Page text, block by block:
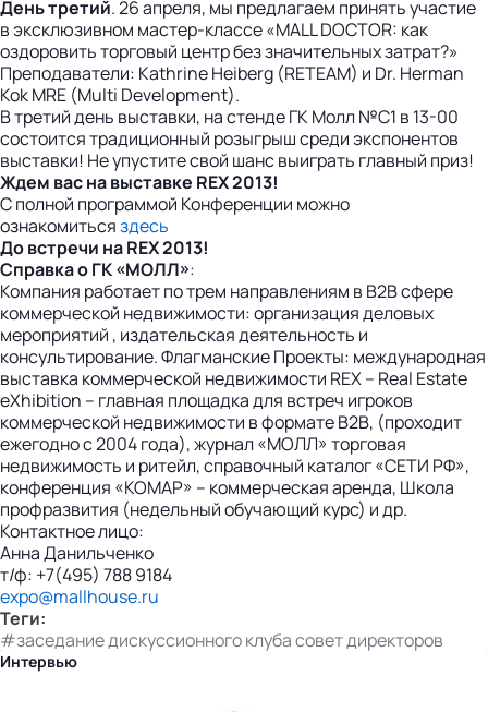
День третий. 26 апреля, мы предлагаем принять участие
в эксклюзивном мастер-классе «MALL DOCTOR: как
оздоровить торговый центр без значительных затрат?»
Преподаватели: Kathrine Heiberg (RETEAM) и Dr. Herman
Kok MRE (Multi Development).
В третий день выставки, на стенде ГК Молл №C1 в 13-00
состоится традиционный розыгрыш среди экспонентов
выставки! Не упустите свой шанс выиграть главный приз!
Ждем вас на выставке REX 2013!
С полной программой Конференции можно
ознакомитьсяздесь
До встречи на REX 2013!
Справка о ГК «МОЛЛ»:
Компания работает по трем направлениям в B2B сфере
коммерческой недвижимости: организация деловых
мероприятий , издательская деятельность и
консультирование. Флагманские Проекты: международная
выставка коммерческой недвижимости REX – Real Estate
eXhibition – главная площадка для встреч игроков
коммерческой недвижимости в формате В2В, (проходит
ежегодно с 2004 года), журнал «МОЛЛ» торговая
недвижимость и ритейл, справочный каталог «СЕТИ РФ»,
конференция «КОМАР» – коммерческая аренда, Школа
профразвития (недельный обучающий курс) и др.
Контактное лицо:
Анна Данильченко
т/ф: +7(495) 788 9184
expo@mallhouse.ru
Теги:
#заседание дискуссионного клуба совет директоров
Интервью